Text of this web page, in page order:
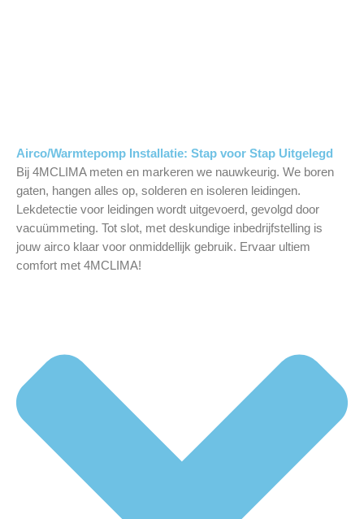
Airco/Warmtepomp Installatie: Stap voor Stap Uitgelegd
Bij 4MCLIMA meten en markeren we nauwkeurig. We boren
gaten, hangen alles op, solderen en isoleren leidingen.
Lekdetectie voor leidingen wordt uitgevoerd, gevolgd door
vacuümmeting. Tot slot, met deskundige inbedrijfstelling is
jouw airco klaar voor onmiddellijk gebruik. Ervaar ultiem
comfort met 4MCLIMA!